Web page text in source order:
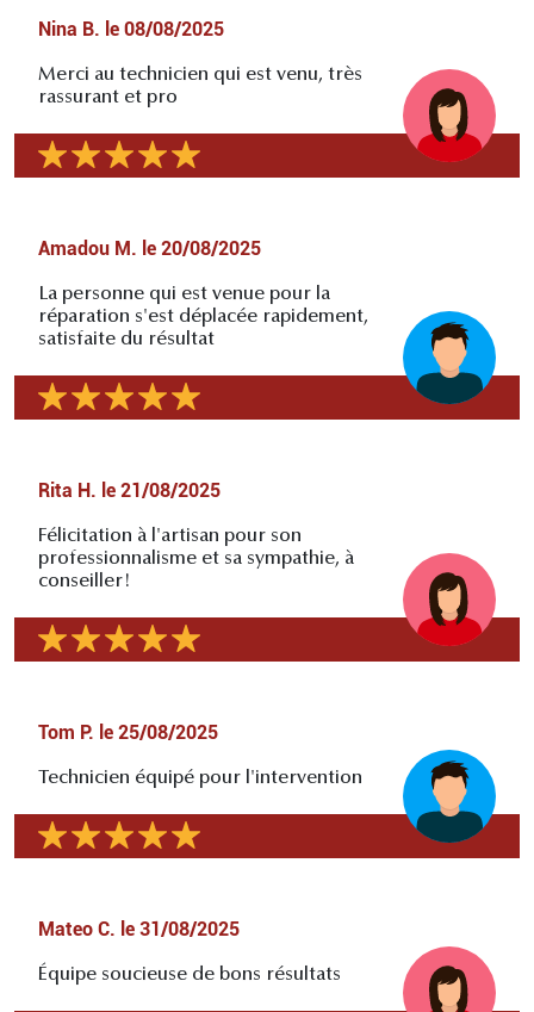
Nina B. le 08/08/2025
Merci au technicien qui est venu, très
rassurant et pro
Amadou M. le 20/08/2025
La personne qui est venue pour la
réparation s'est déplacée rapidement,
satisfaite du résultat
Rita H. le 21/08/2025
Félicitation à l'artisan pour son
professionnalisme et sa sympathie, à
conseiller!
Tom P. le 25/08/2025
Technicien équipé pour l'intervention
Mateo C. le 31/08/2025
Équipe soucieuse de bons résultats